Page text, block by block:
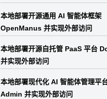
本地部署开源通用 AI 智能体框架
OpenManus 并实现外部访问
本地部署开源自托管 PaaS 平台
并实现外部访问
本地部署现代化 AI 智能体管理平
Admin 并实现外部访问